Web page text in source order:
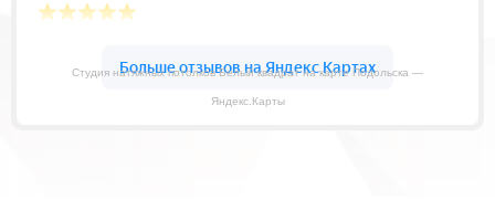
Студия натяжных потолков Белый квадрат на карте Подольска —
Яндекс.Карты